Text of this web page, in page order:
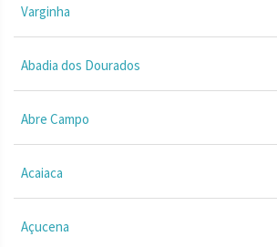
Varginha
Abadia dos Dourados
Abre Campo
Acaiaca
Açucena